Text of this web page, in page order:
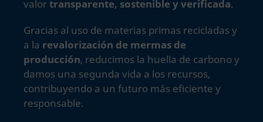
valortransparente, sostenible y verificada.
Gracias al uso de materias primas recicladas y
a la revalorización de mermas de
producción, reducimos la huella de carbono y
damos una segunda vida a los recursos,
contribuyendo a un futuro más eficiente y
responsable.